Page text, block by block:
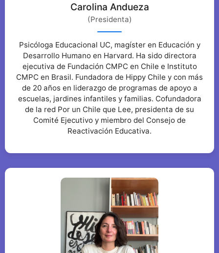
Carolina Andueza
(Presidenta)
Psicóloga Educacional UC, magíster en Educación y
Desarrollo Humano en Harvard. Ha sido directora
ejecutiva de Fundación CMPC en Chile e Instituto
CMPC en Brasil. Fundadora de Hippy Chile y con más
de 20 años en liderazgo de programas de apoyo a
escuelas, jardines infantiles y familias. Cofundadora
de la red Por un Chile que Lee, presidenta de su
Comité Ejecutivo y miembro del Consejo de
Reactivación Educativa.